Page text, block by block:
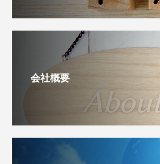
会社概要